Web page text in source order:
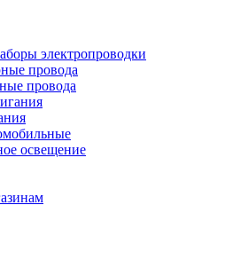
электропроводки
провода
провода
освещение